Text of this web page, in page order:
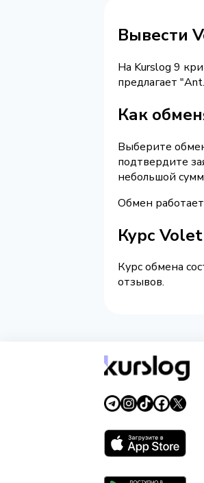
Вывести
На Kurslog 9
предлагает
Как
Выберите
подтвердите
небольшой
Обмен
Курс
Курс обмена
отзывов.